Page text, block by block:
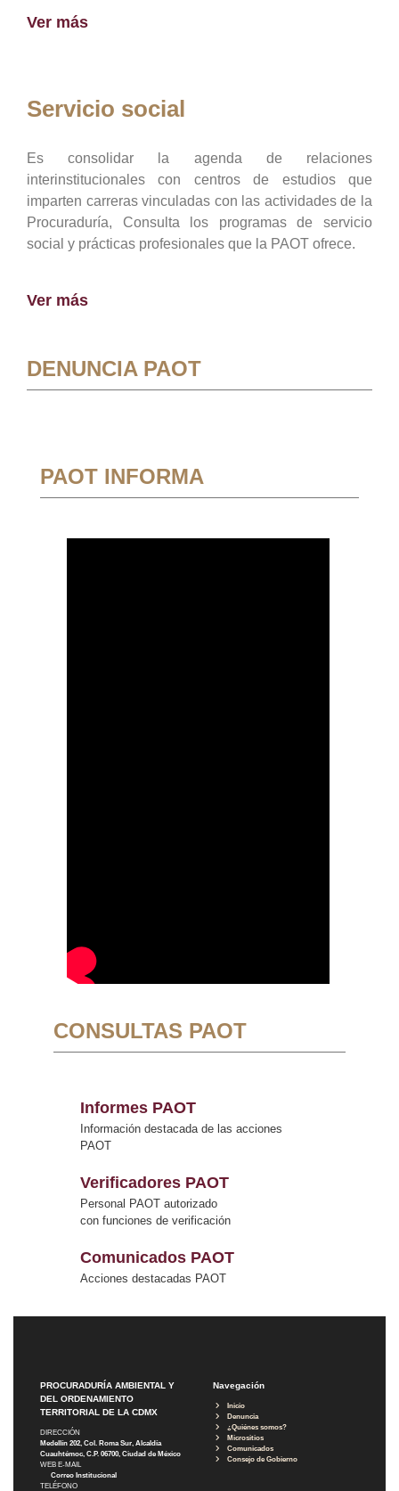
Ver más
Servicio social
Es consolidar la agenda de relaciones
interinstitucionales con centros de estudios que
imparten carreras vinculadas con las actividades de la
Procuraduría, Consulta los programas de servicio
social y prácticas profesionales que la PAOT ofrece.
Ver más
DENUNCIA PAOT
PAOT INFORMA
CONSULTAS PAOT
Informes PAOT
Información destacada de las acciones
PAOT
Verificadores PAOT
Personal PAOT autorizado
con funciones de verificación
Comunicados PAOT
Acciones destacadas PAOT
PROCURADURÍA AMBIENTAL Y
DEL ORDENAMIENTO
TERRITORIAL DE LA CDMX
DIRECCIÓN
Medellín 202, Col. Roma Sur, Alcaldía
Cuauhtémoc, C.P. 06700, Ciudad de México
WEB E-MAIL
Correo Institucional
TELÉFONO
Navegación
Inicio
Denuncia
¿Quiénes somos?
Micrositios
Comunicados
Consejo de Gobierno